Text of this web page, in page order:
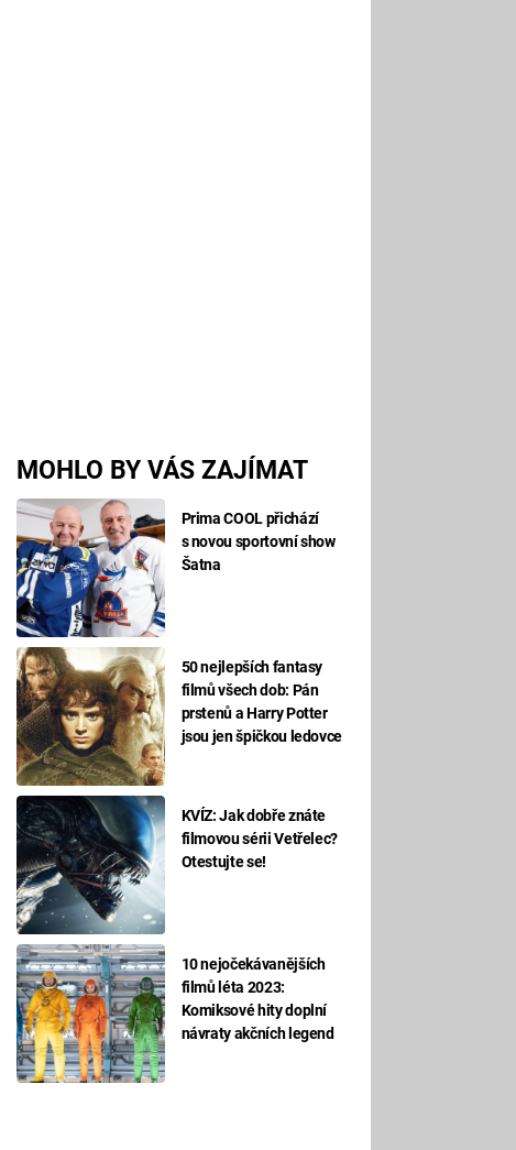
MOHLO BY VÁS ZAJÍMAT
Prima COOL přichází
s novou sportovní show
Šatna
50 nejlepších fantasy
filmů všech dob: Pán
prstenů a Harry Potter
jsou jen špičkou ledovce
KVÍZ: Jak dobře znáte
filmovou sérii Vetřelec?
Otestujte se!
10 nejočekávanějších
filmů léta 2023:
Komiksové hity doplní
návraty akčních legend